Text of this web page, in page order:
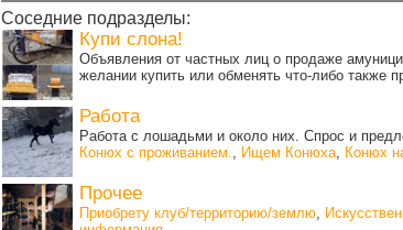
Соседние подразделы:
Купи слона!
Объявления от частных лиц о продаже
желании купить или обменять что-либо также
Работа
Работа с лошадьми и около них. Спрос и
Конюх с проживанием., Ищем Конюха, Конюх
Прочее
Приобрету клуб/территорию/землю,